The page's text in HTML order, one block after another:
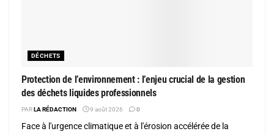
DÉCHETS
Protection de l’environnement : l’enjeu crucial de la gestion
des déchets liquides professionnels
PAR LA RÉDACTION 9 août 2026 0
Face à l'urgence climatique et à l'érosion accélérée de la